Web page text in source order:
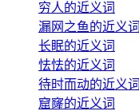
穷人的近义词
漏网之鱼的近义词
长眠的近义词
怯怯的近义词
待时而动的近义词
窟窿的近义词